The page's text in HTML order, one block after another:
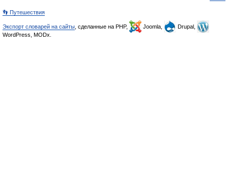
👣 Путешествия
Экспорт словарей на сайты , сделанные на PHP, Joomla,
Drupal,
WordPress, MODx.